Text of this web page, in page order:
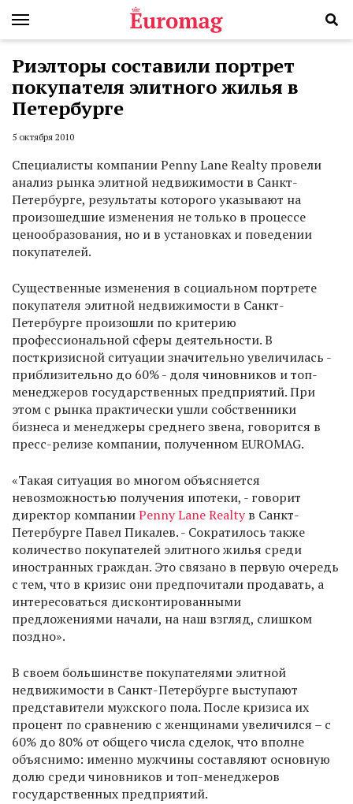
Риэлторы составили портрет
покупателя элитного жилья в
Петербурге
5 октября 2010
Специалисты компании Penny Lane Realty провели
анализ рынка элитной недвижимости в Санкт-
Петербурге, результаты которого указывают на
произошедшие изменения не только в процессе
ценообразования, но и в установках и поведении
покупателей.
Существенные изменения в социальном портрете
покупателя элитной недвижимости в Санкт-
Петербурге произошли по критерию
профессиональной сферы деятельности. В
посткризисной ситуации значительно увеличилась -
приблизительно до 60% - доля чиновников и топ-
менеджеров государственных предприятий. При
этом с рынка практически ушли собственники
бизнеса и менеджеры среднего звена, говорится в
пресс-релизе компании, полученном EUROMAG.
«Такая ситуация во многом объясняется
невозможностью получения ипотеки, - говорит
директор компанииPenny Lane Realtyв Санкт-
Петербурге Павел Пикалев. - Сократилось также
количество покупателей элитного жилья среди
иностранных граждан. Это связано в первую очередь
с тем, что в кризис они предпочитали продавать, а
интересоваться дисконтированными
предложениями начали, на наш взгляд, слишком
поздно».
В своем большинстве покупателями элитной
недвижимости в Санкт-Петербурге выступают
представители мужского пола. После кризиса их
процент по сравнению с женщинами увеличился – с
60% до 80% от общего числа сделок, что вполне
объяснимо: именно мужчины составляют основную
долю среди чиновников и топ-менеджеров
государственных предприятий.